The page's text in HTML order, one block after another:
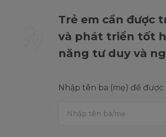
Trẻ em cần được
và phát triển tốt
năng tư duy và
Nhập tên ba (mẹ) để